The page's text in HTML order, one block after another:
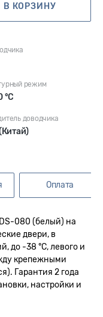
режим
°С
доводчика
В КОРЗИНУ
Оплата
080 (белый) на
двери, в
до -38 °С, левого и
крепежными
Гарантия 2 года
настройки и